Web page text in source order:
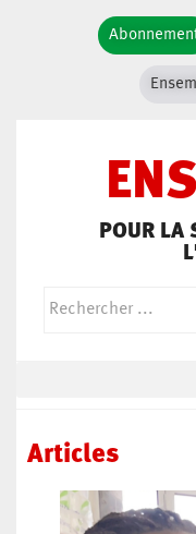
POUR LA
Articles